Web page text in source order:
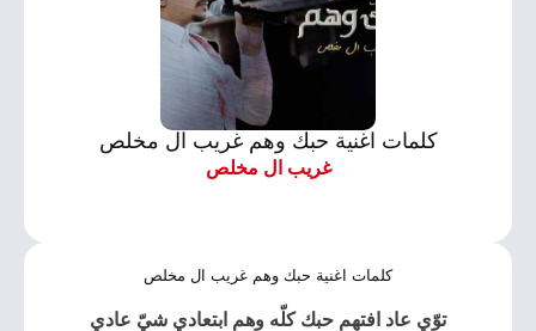
كلمات اغنية حبك وهم غريب ال مخلص
غريب ال مخلص
كلمات اغنية حبك وهم غريب ال مخلص
توّي عاد افتهم حبك كلّه وهم ابتعادي شيّ عادي